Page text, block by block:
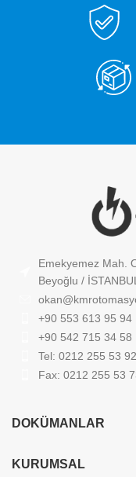
Emekyemez Mah.
Beyoğlu /
+90 553 613 95 94
+90 542 715 34 58
Tel: 0212 255 53 92
Fax: 0212 255 53
DOKÜMANLAR
KURUMSAL